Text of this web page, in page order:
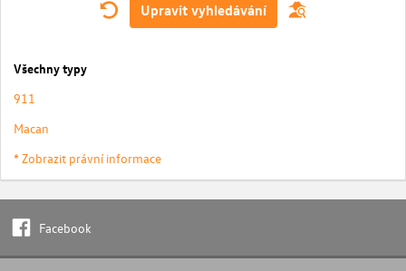
Upravit vyhledávání
Všechny typy
911
Macan
* Zobrazit právní informace
Facebook